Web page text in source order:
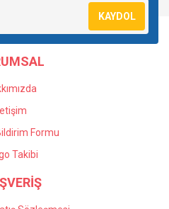
KAYDOL
Formu
Takibi